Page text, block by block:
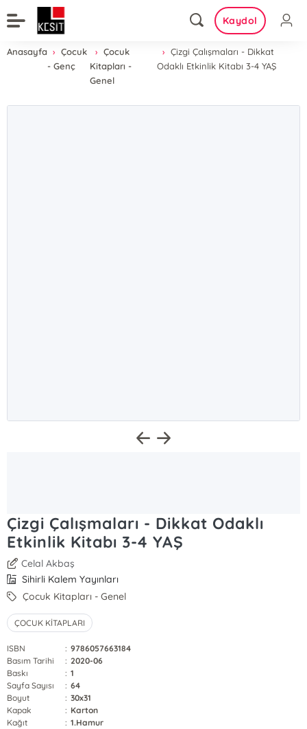
Kaydol
Anasayfa
Çocuk
- Genç
Çocuk
Kitapları -
Genel
Çizgi Çalışmaları - Dikkat
Odaklı Etkinlik Kitabı 3-4 YAŞ
Çizgi Çalışmaları - Dikkat Odaklı
Etkinlik Kitabı 3-4 YAŞ
Celal Akbaş
Sihirli Kalem Yayınları
Çocuk Kitapları - Genel
ÇOCUK KİTAPLARI
ISBN : 9786057663184
Basım Tarihi
: 2020-06
Baskı
: 1
Sayfa Sayısı
: 64
Boyut
: 30x31
Kapak
: Karton
Kağıt
: 1.Hamur